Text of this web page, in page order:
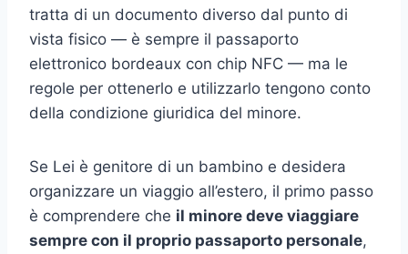
tratta di un documento diverso dal punto di
vista fisico — è sempre il passaporto
elettronico bordeaux con chip NFC — ma le
regole per ottenerlo e utilizzarlo tengono conto
della condizione giuridica del minore.
Se Lei è genitore di un bambino e desidera
organizzare un viaggio all’estero, il primo passo
è comprendere che il minore deve viaggiare
sempre con il proprio passaporto personale,